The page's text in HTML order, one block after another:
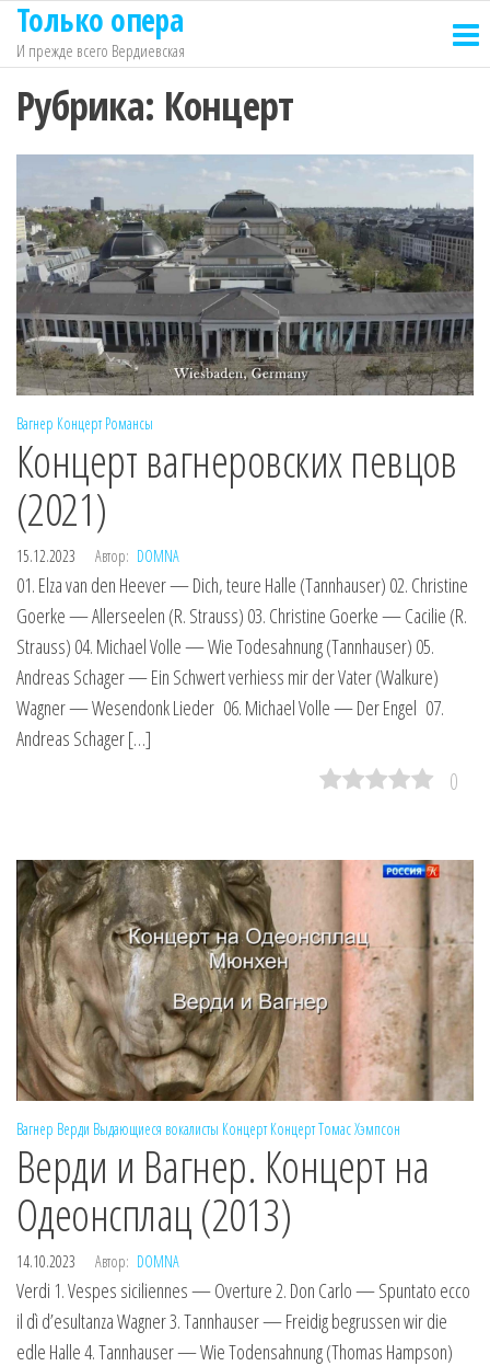
Перейти
содержимому
Только опера
И прежде всего Вердиевская
Рубрика: Концерт
Вагнер Концерт Романсы
Концерт вагнеровских певцов
(2021)
15.12.2023 Автор: DOMNA
01. Elza van den Heever — Dich, teure Halle (Tannhauser) 02. Christine
Goerke — Allerseelen (R. Strauss) 03. Christine Goerke — Cacilie (R.
Strauss) 04. Michael Volle — Wie Todesahnung (Tannhauser) 05.
Andreas Schager — Ein Schwert verhiess mir der Vater (Walkure)
Wagner — Wesendonk Lieder 06. Michael Volle — Der Engel 07.
Andreas Schager […]
0
Вагнер Верди Выдающиеся вокалисты Концерт КонцертТомас Хэмпсон
Верди и Вагнер. Концерт на
Одеонсплац (2013)
14.10.2023 Автор: DOMNA
Verdi 1. Vespes siciliennes — Overture 2. Don Carlo — Spuntato ecco
il dì d’esultanza Wagner 3. Tannhauser — Freidig begrussen wir die
edle Halle 4. Tannhauser — Wie Todensahnung (Thomas Hampson)